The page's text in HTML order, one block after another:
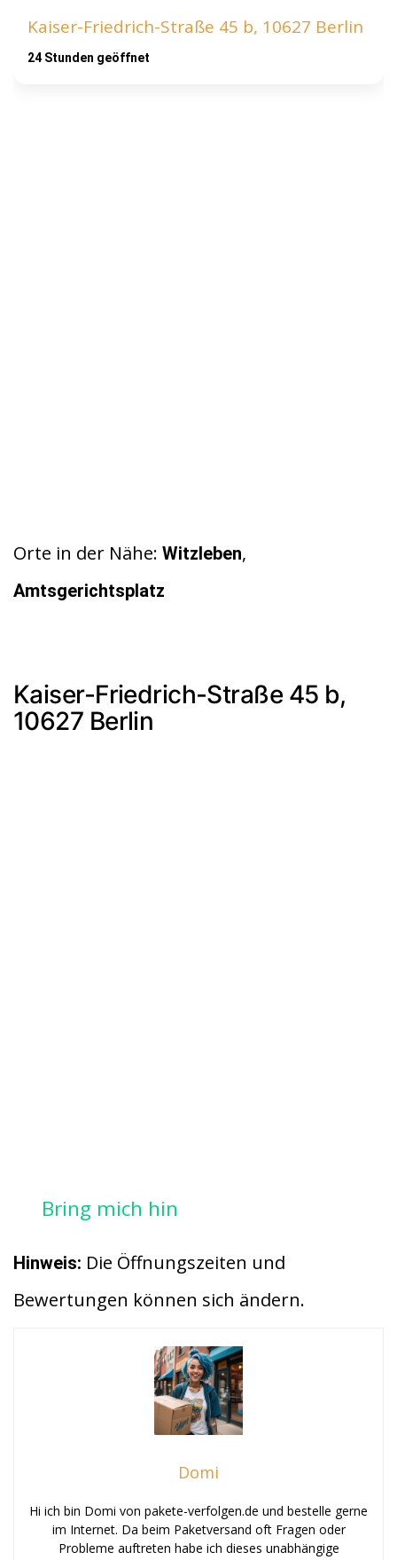
Kaiser-Friedrich-Straße 45 b, 10627 Berlin
24 Stunden geöffnet
Orte in der Nähe: Witzleben,
Amtsgerichtsplatz
Kaiser-Friedrich-Straße 45 b,
10627 Berlin
Bring mich hin
Hinweis: Die Öffnungszeiten und
Bewertungen können sich ändern.
Domi
Hi ich bin Domi von pakete-verfolgen.de und bestelle gerne
im Internet. Da beim Paketversand oft Fragen oder
Probleme auftreten habe ich dieses unabhängige